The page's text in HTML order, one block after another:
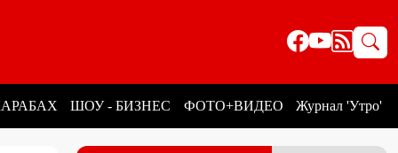
ШОУ - БИЗНЕС ФОТО+ВИДЕО Журнал 'Утро'